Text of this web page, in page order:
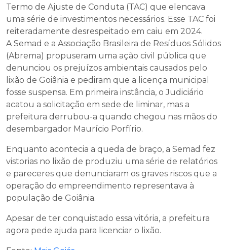
Termo de Ajuste de Conduta (TAC) que elencava
uma série de investimentos necessários. Esse TAC foi
reiteradamente desrespeitado em caiu em 2024.
A Semad e a Associação Brasileira de Resíduos Sólidos
(Abrema) propuseram uma ação civil pública que
denunciou os prejuízos ambientais causados pelo
lixão de Goiânia e pediram que a licença municipal
fosse suspensa. Em primeira instância, o Judiciário
acatou a solicitação em sede de liminar, mas a
prefeitura derrubou-a quando chegou nas mãos do
desembargador Maurício Porfírio.
Enquanto acontecia a queda de braço, a Semad fez
vistorias no lixão de produziu uma série de relatórios
e pareceres que denunciaram os graves riscos que a
operação do empreendimento representava à
população de Goiânia.
Apesar de ter conquistado essa vitória, a prefeitura
agora pede ajuda para licenciar o lixão.